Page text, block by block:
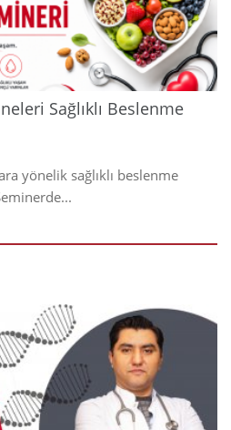
2024
Sağlıklı Beslenme
yönelik sağlıklı beslenme